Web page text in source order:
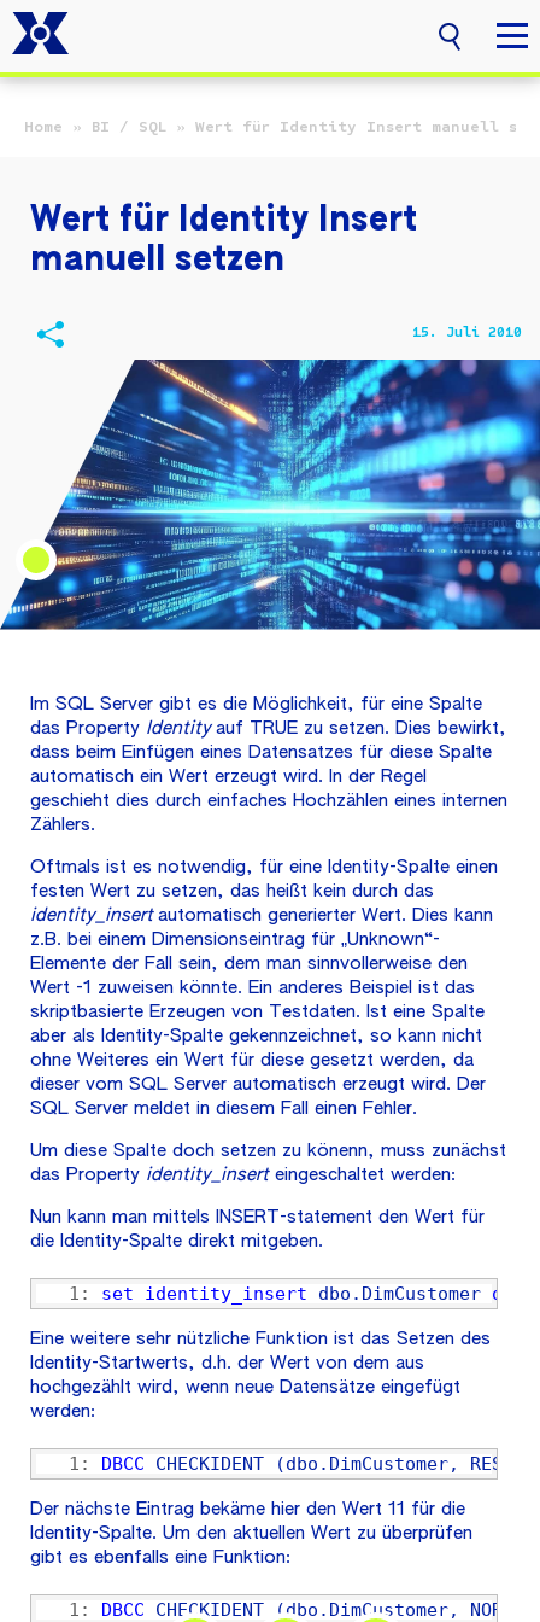
Home » BI / SQL » Wert für Identity Insert manuell
Wert für Identity Insert
manuell setzen
15. Juli 2010
Im SQL Server gibt es die Möglichkeit, für eine Spalte
das Property Identity auf TRUE zu setzen. Dies bewirkt,
dass beim Einfügen eines Datensatzes für diese Spalte
automatisch ein Wert erzeugt wird. In der Regel
geschieht dies durch einfaches Hochzählen eines internen
Zählers.
Oftmals ist es notwendig, für eine Identity-Spalte einen
festen Wert zu setzen, das heißt kein durch das
identity_insert automatisch generierter Wert. Dies kann
z.B. bei einem Dimensionseintrag für „Unknown“-
Elemente der Fall sein, dem man sinnvollerweise den
Wert -1 zuweisen könnte. Ein anderes Beispiel ist das
skriptbasierte Erzeugen von Testdaten. Ist eine Spalte
aber als Identity-Spalte gekennzeichnet, so kann nicht
ohne Weiteres ein Wert für diese gesetzt werden, da
dieser vom SQL Server automatisch erzeugt wird. Der
SQL Server meldet in diesem Fall einen Fehler.
Um diese Spalte doch setzen zu könenn, muss zunächst
das Property identity_inserteingeschaltet werden:
Nun kann man mittels INSERT-statement den Wert für
die Identity-Spalte direkt mitgeben.
   1:
set identity_insert dbo.DimCustomer on
Eine weitere sehr nützliche Funktion ist das Setzen des
Identity-Startwerts, d.h. der Wert von dem aus
hochgezählt wird, wenn neue Datensätze eingefügt
werden:
   1:
DBCC CHECKIDENT (dbo.DimCustomer,
Der nächste Eintrag bekäme hier den Wert 11 für die
Identity-Spalte. Um den aktuellen Wert zu überprüfen
gibt es ebenfalls eine Funktion:
   1:
DBCC CHECKIDENT (dbo.DimCustomer,